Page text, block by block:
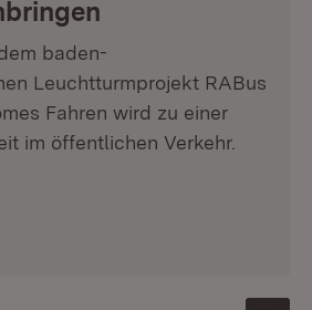
baden-
Leuchtturmprojekt RABus
Fahren wird zu einer
im öffentlichen Verkehr.